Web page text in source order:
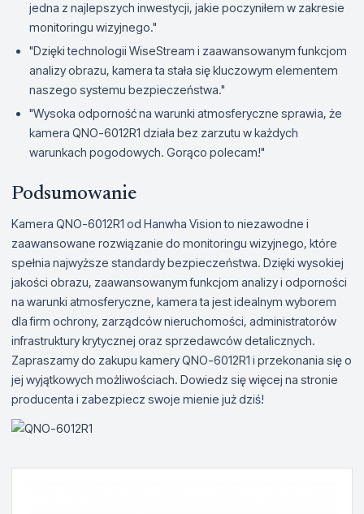
jedna z najlepszych inwestycji, jakie poczyniłem w zakresie
monitoringu wizyjnego."
"Dzięki technologii WiseStream i zaawansowanym funkcjom
analizy obrazu, kamera ta stała się kluczowym elementem
naszego systemu bezpieczeństwa."
"Wysoka odporność na warunki atmosferyczne sprawia, że
kamera QNO-6012R1 działa bez zarzutu w każdych
warunkach pogodowych. Gorąco polecam!"
Podsumowanie
Kamera QNO-6012R1 od Hanwha Vision to niezawodne i
zaawansowane rozwiązanie do monitoringu wizyjnego, które
spełnia najwyższe standardy bezpieczeństwa. Dzięki wysokiej
jakości obrazu, zaawansowanym funkcjom analizy i odporności
na warunki atmosferyczne, kamera ta jest idealnym wyborem
dla firm ochrony, zarządców nieruchomości, administratorów
infrastruktury krytycznej oraz sprzedawców detalicznych.
Zapraszamy do zakupu kamery QNO-6012R1 i przekonania się o
jej wyjątkowych możliwościach. Dowiedz się więcej na stronie
producenta i zabezpiecz swoje mienie już dziś!